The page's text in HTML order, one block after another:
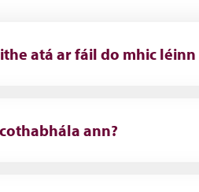
atá ar fáil do mhic léinn
ann?